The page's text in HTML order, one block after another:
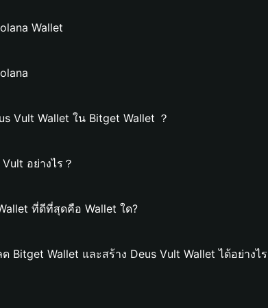
Wallet
Vult Wallet ใน Bitget Wallet ？
อย่างไร？
ที่ดีที่สุดคือ Wallet ใด?
Bitget Wallet และสร้าง Deus Vult Wallet ได้อย่างไร